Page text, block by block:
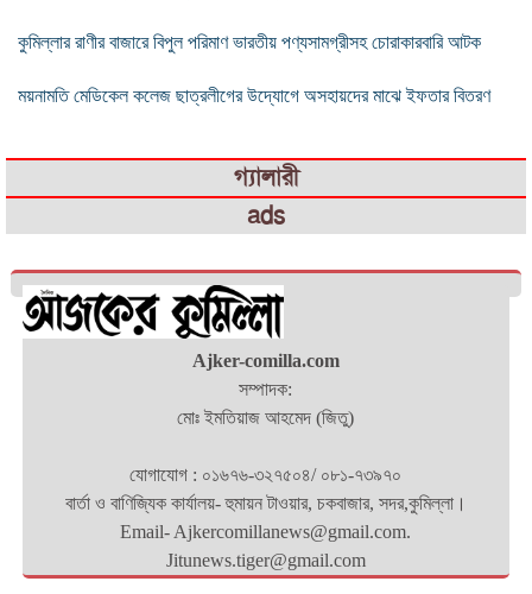
কুমিল্লার রাণীর বাজারে বিপুল পরিমাণ ভারতীয় পণ্যসামগ্রীসহ চোরাকারবারি আটক
ময়নামতি মেডিকেল কলেজ ছাত্রলীগের উদ্যোগে অসহায়দের মাঝে ইফতার বিতরণ
গ্যালারী
ads
Ajker-comilla.com
সম্পাদক:
মোঃ ইমতিয়াজ আহমেদ (জিতু)
যোগাযোগ : ০১৬৭৬-৩২৭৫০৪/ ০৮১-৭৩৯৭০
বার্তা ও বাণিজ্যিক কার্যালয়- হুমায়ন টাওয়ার, চকবাজার, সদর,কুমিল্লা।
Email- Ajkercomillanews@gmail.com.
Jitunews.tiger@gmail.com